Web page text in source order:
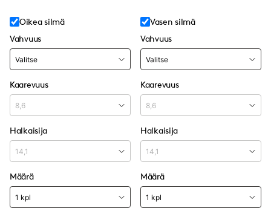
Oikea silmä
Vahvuus
Kaarevuus
Halkaisija
Määrä
Vasen silmä
Vahvuus
Kaarevuus
Halkaisija
Määrä